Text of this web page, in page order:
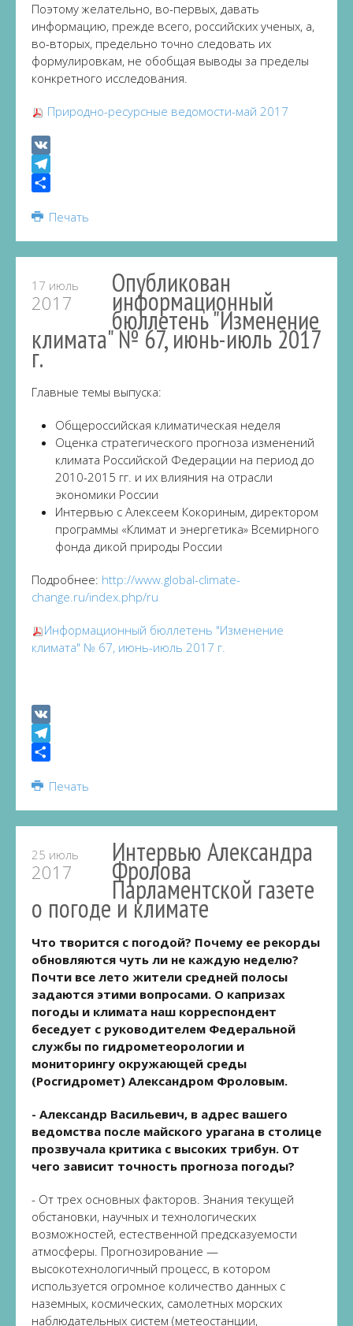
Поэтому желательно, во-первых, давать
информацию, прежде всего, российских ученых, а,
во-вторых, предельно точно следовать их
формулировкам, не обобщая выводы за пределы
конкретного исследования.
Природно-ресурсные ведомости-май 2017
VK
Telegram
Печать
17 июль
2017
Опубликован
информационный
бюллетень "Изменение
климата" № 67, июнь-июль 2017
г.
Главные темы выпуска:
Общероссийская климатическая неделя
Оценка стратегического прогноза изменений
климата Российской Федерации на период до
2010-2015 гг. и их влияния на отрасли
экономики России
Интервью с Алексеем Кокориным, директором
программы «Климат и энергетика» Всемирного
фонда дикой природы России
Подробнее: http://www.global-climate-
change.ru/index.php/ru
Информационный бюллетень "Изменение
климата" № 67, июнь-июль 2017 г.
VK
Telegram
Печать
25 июль
2017
Интервью Александра
Фролова
Парламентской газете
о погоде и климате
Что творится с погодой? Почему ее рекорды
обновляются чуть ли не каждую неделю?
Почти все лето жители средней полосы
задаются этими вопросами. О капризах
погоды и климата наш корреспондент
беседует с руководителем Федеральной
службы по гидрометеорологии и
мониторингу окружающей среды
(Росгидромет) Александром Фроловым.
- Александр Васильевич, в адрес вашего
ведомства после майского урагана в столице
прозвучала критика с высоких трибун. От
чего зависит точность прогноза погоды?
- От трех основных факторов. Знания текущей
обстановки, научных и технологических
возможностей, естественной предсказуемости
атмосферы. Прогнозирование —
высокотехнологичный процесс, в котором
используется огромное количество данных с
наземных, космических, самолетных морских
наблюдательных систем (метеостанции,